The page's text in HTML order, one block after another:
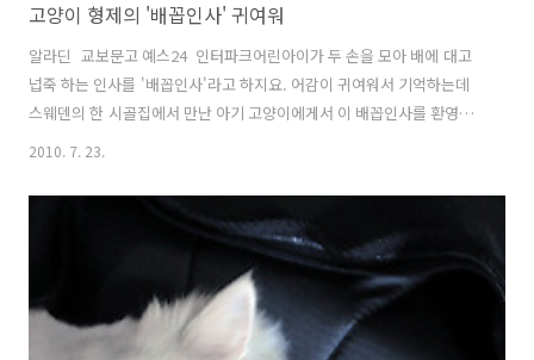
고양이 형제의 '배꼽인사' 귀여워
알라딘 교보문고 예스24 인터파크어린아이가 두 손을 모아 배에 대고
넙죽 하는 인사를 '배꼽인사'라고 하지요. 어감이 귀여워서 기억하는데
스웨덴의 한 시골집에서 만난 아기 고양이에게서 이 배꼽인사를 환영선
물로 받았습니다. 물론 처음부터 인사를 받은 것은 아니고, 경계의 눈초
어붙은 어린 동생이 손을 저으며 형을 부릅니다. "형아, 이상한 사람 왔
다!""정말. 못 보던 사람이네?""내가 그랬잖아, 이상한 사람 왔다고."
"동생아, 그래도 손님인데 배꼽인사는 해야지."(넙죽~)형아가 먼저 정중
하게 인사를 합니다. 동생도 머쓱해하며 따라 배꼽인사를 하지만, 자세가
영 어설픕니다. 인사하다 말고 고개를 들어 제가 뭘 하는지 빼꼼 올려다
2010. 7. 23.